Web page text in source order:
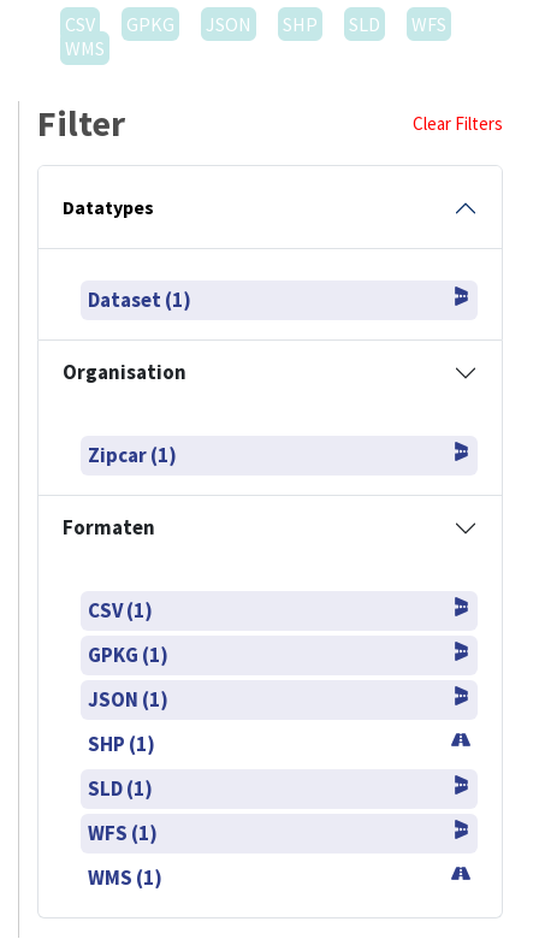
CSV
GPKG JSON SHP SLD
WFS
WMS
Filter Clear Filters
Datatypes
Dataset (1)
Organisation
Zipcar (1)
Formaten
CSV (1)
GPKG (1)
JSON (1)
SHP (1)
SLD (1)
WFS (1)
WMS (1)